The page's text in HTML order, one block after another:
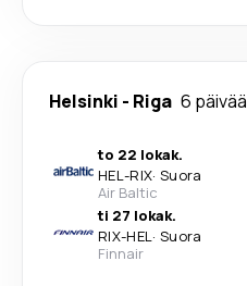
Helsinki - Riga 6 päivää
to 22 lokak.
HEL-RIX· Suora
Air Baltic
ti 27 lokak.
RIX-HEL· Suora
Finnair